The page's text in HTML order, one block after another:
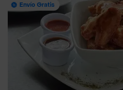
Envío Gratis